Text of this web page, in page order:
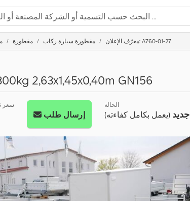
مقطورة مقطورة سيارة ركاب معرّف الإعلان: A760-01-27
2,63x1,45x0,40m GN156
سعر
إرسال طلب
الحالة
جديد(يعمل بكامل كفاءته)